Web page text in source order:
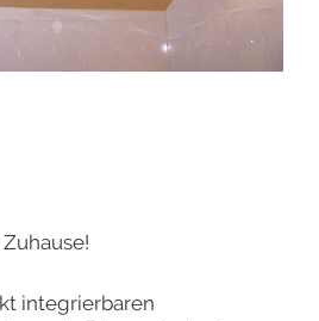
integrierbaren